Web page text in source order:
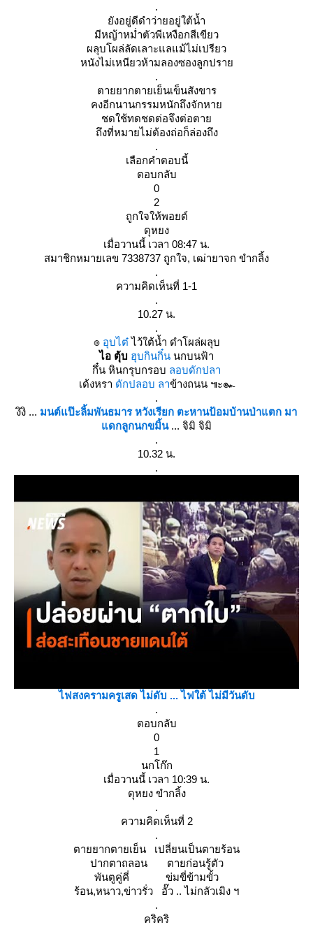
.
ังอยู่ดีดำว่ายอยู่ใต้น้ำ
มีหญ้าหม่ำตัวพีเหงือกสีเขียว
ผลุบโผล่ลัดเลาะแลแม้ไม่เปรียว
หนังไม่เหนียวห้ามลองซองลูกปรา
.
ตายยากตายเย็นเข็นสังขาร
คงอีกนานกรรมหนักถึงจักหา
ชดใช้ทดชดต่อจึงต่อตา
ถึงที่หมายไม่ต้องถ่อก็ล่องถึง
.
เลือกคำตอบนี้
ตอบกลับ
0
2
ถูกใจให้พอยต์
ดุหยง
เมื่อวานนี้ เวลา 08:47 น.
สมาชิกหมายเลข 7338737 ถูกใจ, เฒ่ายาจก ขำกลิ้ง
.
ความคิดเห็นที่ 1-1
.
10.27 น.
.
๏ อุบไต๋ไว้ใต้น้ำ ดำโผล่ผลุบ
ไอ ตุ้บ ฮุบกินกิ๋น นกบนฟ้า
กึ๋น หินกรุบกรอบ ลอบดักปลา
เด้งหรา ดักปลอบ ลาข้างถนน ๚ะ๛
.
งิงิ ... มนต์แป๊ะลิ้มพันธมาร หวังเรียก ตะหานป้อมบ้านป่าแตก มา
ดกลูกนกขมิ้น... จิมิ จิมิ
.
10.32 น.
.
ไฟสงครามครูเสด ไม่ดับ ... ไฟใต้ ไม่มีวันดับ
.
ตอบกลับ
0
1
นกโก๊ก
เมื่อวานนี้ เวลา 10:39 น.
ดุหยง ขำกลิ้ง
.
ความคิดเห็นที่ 2
.
ตายยากตายเย็น เปลี่ยนเป็นตายร้อน
ปากตาถลอน ตายก่อนรู้ตัว
พันตูคู่คี่ ข่มขี่ข้ามขั้ว
ร้อน,หนาว,ข่าวรั่ว อั๊ว .. ไม่กลัวเมิง ฯ
.
คริคริ